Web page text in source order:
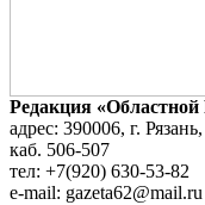
Редакция «Областной
адрес: 390006, г.
каб. 506-507
тел: +7(920) 630-53-82
e-mail: gazeta62@mail.ru